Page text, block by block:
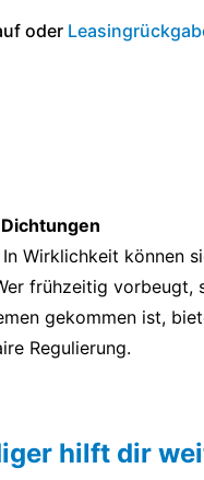
oder
Wirklichkeit können
frühzeitig vorbeugt,
gekommen ist,
Regulierung.
hilft dir